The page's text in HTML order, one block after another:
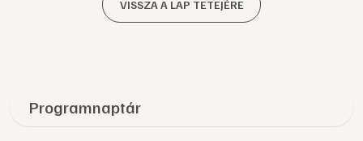
VISSZA A LAP TETEJÉRE
Programnaptár